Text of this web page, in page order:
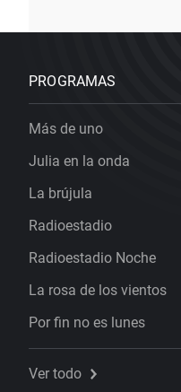
PROGRAMAS
Más de uno
Julia en la onda
La brújula
Radioestadio
Radioestadio Noche
La rosa de los vientos
Por fin no es lunes
Ver todo